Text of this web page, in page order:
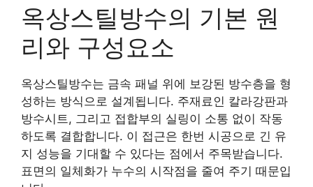
옥상스틸방수의 기본 원
리와 구성요소
옥상스틸방수는 금속 패널 위에 보강된 방수층을 형
성하는 방식으로 설계됩니다. 주재료인 칼라강판과
방수시트, 그리고 접합부의 실링이 소통 없이 작동
하도록 결합합니다. 이 접근은 한번 시공으로 긴 유
지 성능을 기대할 수 있다는 점에서 주목받습니다.
표면의 일체화가 누수의 시작점을 줄여 주기 때문입